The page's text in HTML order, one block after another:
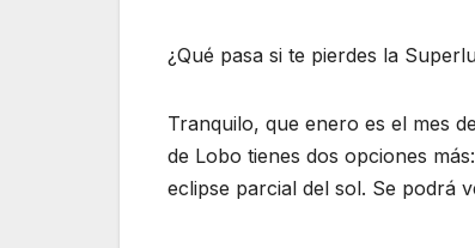
¿Qué pasa si te pierdes la
Tranquilo, que enero es el mes
de Lobo tienes dos opciones
eclipse parcial del sol. Se podrá